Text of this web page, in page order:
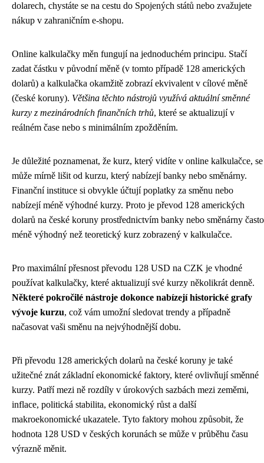
dolarech, chystáte se na cestu do Spojených států nebo zvažujete
nákup v zahraničním e-shopu.
Online kalkulačky měn fungují na jednoduchém principu. Stačí
zadat částku v původní měně (v tomto případě 128 amerických
dolarů) a kalkulačka okamžitě zobrazí ekvivalent v cílové měně
(české koruny). Většina těchto nástrojů využívá aktuální směnné
kurzy z mezinárodních finančních trhů, které se aktualizují v
reálném čase nebo s minimálním zpožděním.
Je důležité poznamenat, že kurz, který vidíte v online kalkulačce, se
může mírně lišit od kurzu, který nabízejí banky nebo směnárny.
Finanční instituce si obvykle účtují poplatky za směnu nebo
nabízejí méně výhodné kurzy. Proto je převod 128 amerických
dolarů na české koruny prostřednictvím banky nebo směnárny často
méně výhodný než teoretický kurz zobrazený v kalkulačce.
Pro maximální přesnost převodu 128 USD na CZK je vhodné
používat kalkulačky, které aktualizují své kurzy několikrát denně.
Některé pokročilé nástroje dokonce nabízejí historické grafy
vývoje kurzu, což vám umožní sledovat trendy a případně
načasovat vaši směnu na nejvýhodnější dobu.
Při převodu 128 amerických dolarů na české koruny je také
užitečné znát základní ekonomické faktory, které ovlivňují směnné
kurzy. Patří mezi ně rozdíly v úrokových sazbách mezi zeměmi,
inflace, politická stabilita, ekonomický růst a další
makroekonomické ukazatele. Tyto faktory mohou způsobit, že
hodnota 128 USD v českých korunách se může v průběhu času
výrazně měnit.